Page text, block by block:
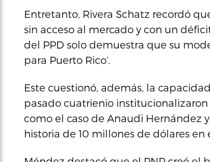
Entretanto, Rivera Schatz recordó
sin acceso al mercado y con un
del PPD solo demuestra que su
para Puerto Rico’.
Este cuestionó, además, la
pasado cuatrienio
como el caso de Anaudi Hernández
historia de 10 millones de dólares en